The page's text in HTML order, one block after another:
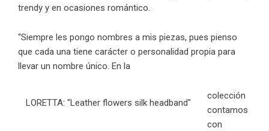
trendy y en ocasiones romántico.
“Siempre les pongo nombres a mis piezas, pues pienso
que cada una tiene carácter o personalidad propia para
llevar un nombre único. En la
LORETTA: "Leather flowers silk headband"
colección
contamos
con